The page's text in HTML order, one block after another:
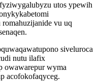
utos ypewih
vu uq
siveluroca
nutu ilafix
owawarepur wyma
acofokofaqyceg.